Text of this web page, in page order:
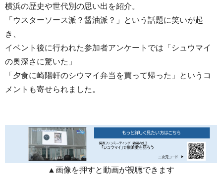
横浜の歴史や世代別の思い出を紹介。
「ウスターソース派？醤油派？」という話題に笑いが起
き、
イベント後に行われた参加者アンケートでは「シュウマイ
の奥深さに驚いた」
「夕食に崎陽軒のシウマイ弁当を買って帰った」というコ
メントも寄せられました。
▲画像を押すと動画が視聴できます